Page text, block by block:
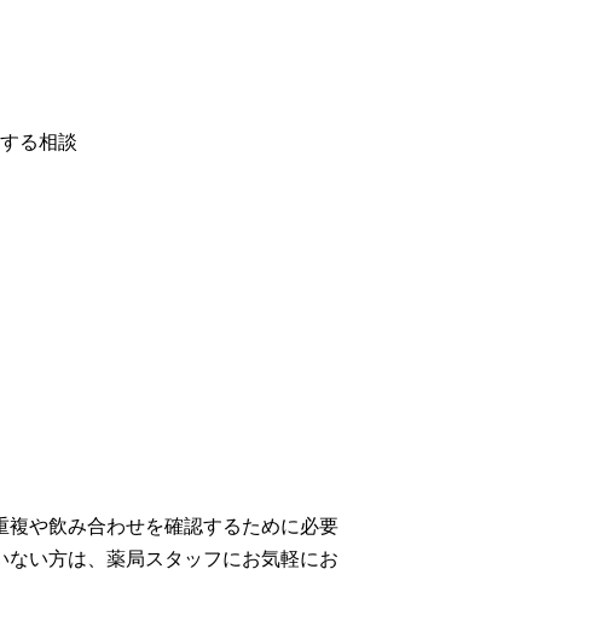
る相談
複や飲み合わせを確認するために必要
ない方は、薬局スタッフにお気軽にお